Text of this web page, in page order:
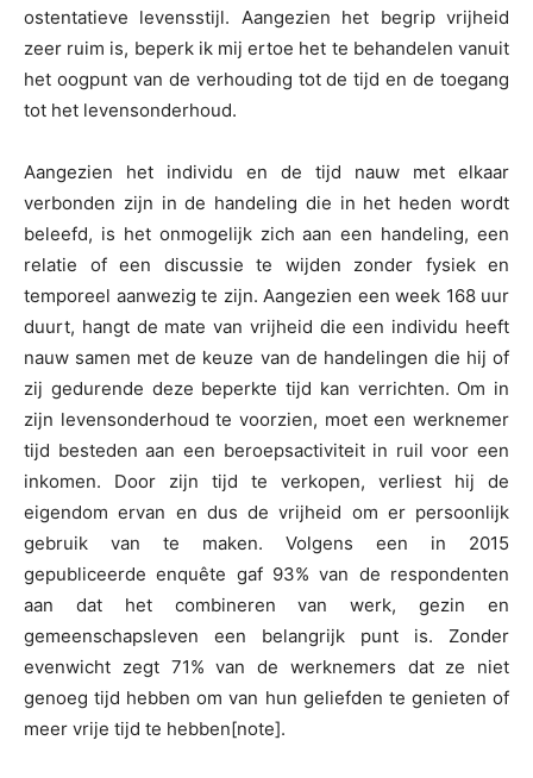
ostentatieve levensstijl. Aangezien het begrip vrijheid
zeer ruim is, beperk ik mij ertoe het te behandelen vanuit
het oogpunt van de verhouding tot de tijd en de toegang
tot het levensonderhoud.
Aangezien het individu en de tijd nauw met elkaar
verbonden zijn in de handeling die in het heden wordt
beleefd, is het onmogelijk zich aan een handeling, een
relatie of een discussie te wijden zonder fysiek en
temporeel aanwezig te zijn. Aangezien een week 168 uur
duurt, hangt de mate van vrijheid die een individu heeft
nauw samen met de keuze van de handelingen die hij of
zij gedurende deze beperkte tijd kan verrichten. Om in
zijn levensonderhoud te voorzien, moet een werknemer
tijd besteden aan een beroepsactiviteit in ruil voor een
inkomen. Door zijn tijd te verkopen, verliest hij de
eigendom ervan en dus de vrijheid om er persoonlijk
gebruik van te maken. Volgens een in 2015
gepubliceerde enquête gaf 93% van de respondenten
aan dat het combineren van werk, gezin en
gemeenschapsleven een belangrijk punt is. Zonder
evenwicht zegt 71% van de werknemers dat ze niet
genoeg tijd hebben om van hun geliefden te genieten of
meer vrije tijd te hebben[note].